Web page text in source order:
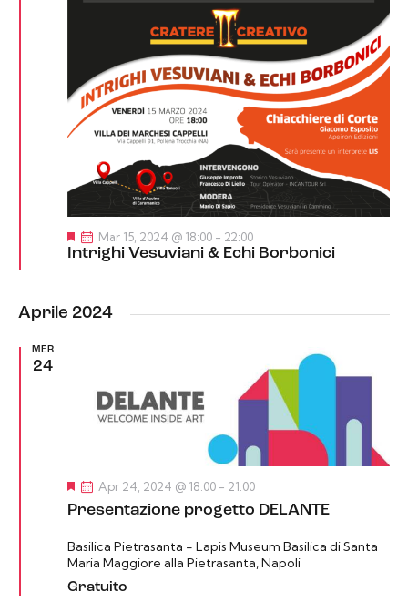
Intrighi Vesuviani & Echi Borbonici
S
e
l
a
Mar 15, 2024 @ 18:00 - 22:00
Aprile 2024
MER
24
Presentazione progetto DELANTE
S
g
l
a
t
i
Apr 24, 2024 @ 18:00 - 21:00
Basilica Pietrasanta - Lapis Museum Basilica di Santa
Maria Maggiore alla Pietrasanta, Napoli
Gratuito